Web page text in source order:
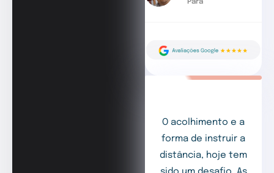
Pará
O acolhimento e a
forma de instruir a
distância, hoje tem